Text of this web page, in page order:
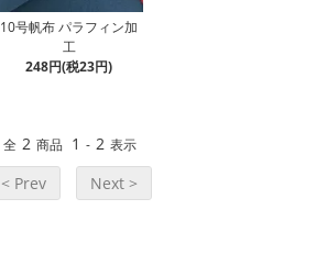
10号帆布 パラフィン加
工
248円(税23円)
全 2 商品 1 - 2 表示
< Prev Next >